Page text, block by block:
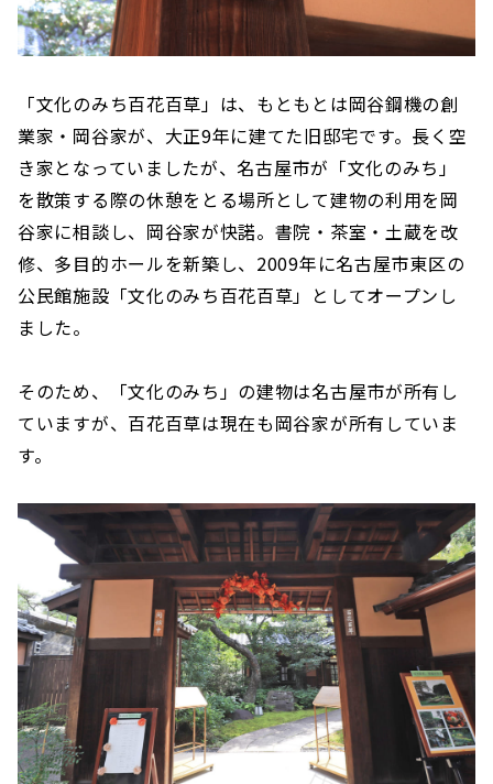
「文化のみち百花百草」は、もともとは岡谷鋼機の創
業家・岡谷家が、大正9年に建てた旧邸宅です。長く空
き家となっていましたが、名古屋市が「文化のみち」
を散策する際の休憩をとる場所として建物の利用を岡
谷家に相談し、岡谷家が快諾。書院・茶室・土蔵を改
修、多目的ホールを新築し、2009年に名古屋市東区の
公民館施設「文化のみち百花百草」としてオープンし
ました。
そのため、「文化のみち」の建物は名古屋市が所有し
ていますが、百花百草は現在も岡谷家が所有していま
す。